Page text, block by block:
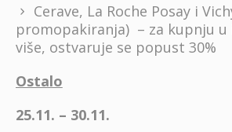
Cerave, La Roche Posay i
promopakiranja) – za kupnju u
više, ostvaruje se popust 30%
Ostalo
25.11. – 30.11.